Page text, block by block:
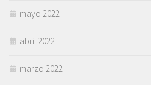
mayo 2022
abril 2022
marzo 2022